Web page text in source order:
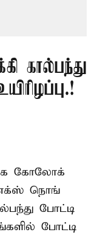
கால்பந்து
கோலோக்
எக்ஸ் நொங்
போட்டி
போட்டி